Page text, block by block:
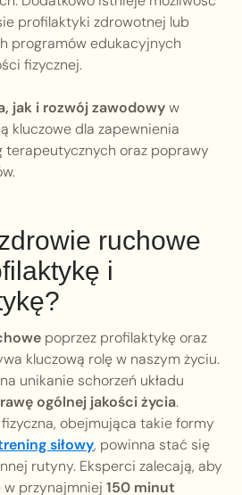
profilaktyki zdrowotnej lub
programów edukacyjnych
fizycznej.
jak i rozwój zawodowyw
kluczowe dla zapewnienia
terapeutycznych oraz poprawy
ruchowe
i
poprzez profilaktykę oraz
kluczową rolę w naszym życiu.
unikanie schorzeń układu
ogólnej jakości życia.
obejmująca takie formy
siłowy, powinna stać się
rutyny. Eksperci zalecają, aby
w przynajmniej 150 minut